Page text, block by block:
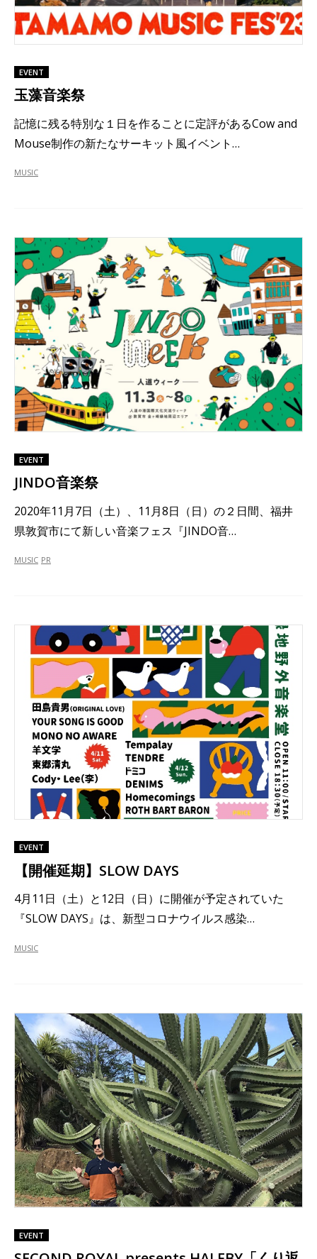
EVENT
玉藻音楽祭
記憶に残る特別な１日を作ることに定評があるCow and
Mouse制作の新たなサーキット風イベント…
MUSIC
EVENT
JINDO音楽祭
2020年11月7日（土）、11月8日（日）の２日間、福井
県敦賀市にて新しい音楽フェス『JINDO音…
MUSIC PR
EVENT
【開催延期】SLOW DAYS
4月11日（土）と12日（日）に開催が予定されていた
『SLOW DAYS』は、新型コロナウイルス感染…
MUSIC
EVENT